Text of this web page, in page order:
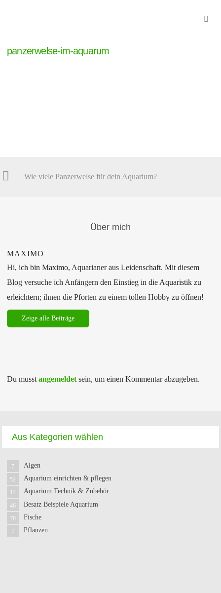
panzerwelse-im-aquarum
Wie viele Panzerwelse für dein Aquarium?
Über mich
MAXIMO
Hi, ich bin Maximo, Aquarianer aus Leidenschaft. Mit diesem
Blog versuche ich Anfängern den Einstieg in die Aquaristik zu
erleichtern; ihnen die Pforten zu einem tollen Hobby zu öffnen!
Zeige alle Beiträge
Du musst angemeldet sein, um einen Kommentar abzugeben.
Aus Kategorien wählen
Algen
7
Aquarium einrichten & pflegen
52
Aquarium Technik & Zubehör
17
Besatz Beispiele Aquarium
46
Fische
70
Pflanzen
7